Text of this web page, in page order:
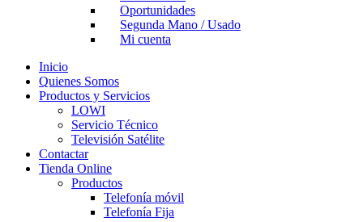
Oportunidades
Segunda Mano / Usado
Mi cuenta
Inicio
Quienes Somos
Productos y Servicios
LOWI
Servicio Técnico
Televisión Satélite
Contactar
Tienda Online
Productos
Telefonía móvil
Telefonía Fija